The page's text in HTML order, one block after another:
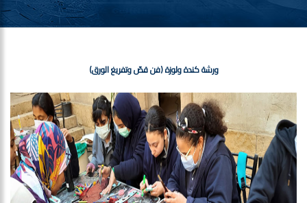
ورشة كندة ولوزة (فن قصّ وتفريغ الورق)